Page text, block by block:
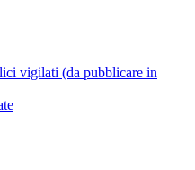
vigilati (da pubblicare in